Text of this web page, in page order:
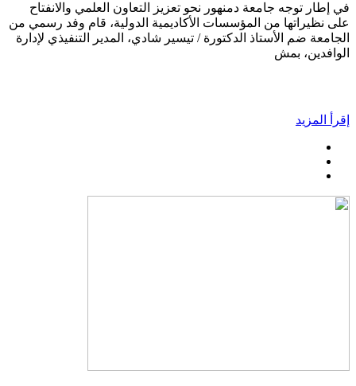
في إطار توجه جامعة دمنهور نحو تعزيز التعاون العلمي والانفتاح
على نظيراتها من المؤسسات الأكاديمية الدولية، قام وفد رسمي من
الجامعة ضم الأستاذ الدكتورة / تيسير شادي، المدير التنفيذي لإدارة
الوافدين، بمش
إقرأ المزيد